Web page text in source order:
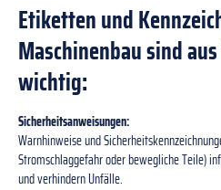
Etiketten und
Maschinenbau sind
wichtig:
Sicherheitsanweisungen:
Warnhinweise und
Stromschlaggefahr oder bewegliche Teile)
und verhindern Unfälle.